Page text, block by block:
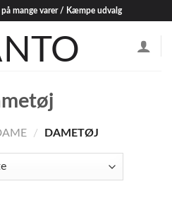
mange varer / Kæmpe udvalg
/ DAMETØJ